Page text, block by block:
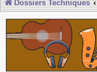
Dossiers Techniques